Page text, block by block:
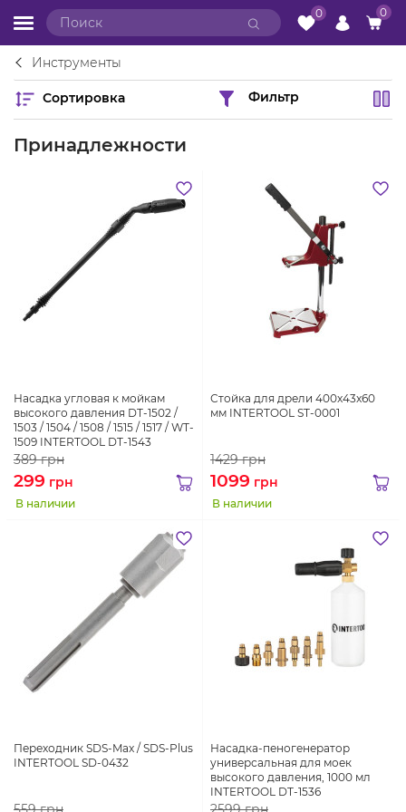
0 0
Инструменты
Сортировка Фильтр
Принадлежности
Насадка угловая к мойкам
высокого давления DT-1502 /
1503 / 1504 / 1508 / 1515 / 1517 / WT-
1509 INTERTOOL DT-1543
389грн
299 грн
В наличии
Стойка для дрели 400x43x60
мм INTERTOOL ST-0001
1429грн
1099 грн
В наличии
Переходник SDS-Max / SDS-Plus
INTERTOOL SD-0432
Насадка-пеногенератор
универсальная для моек
высокого давления, 1000 мл
INTERTOOL DT-1536